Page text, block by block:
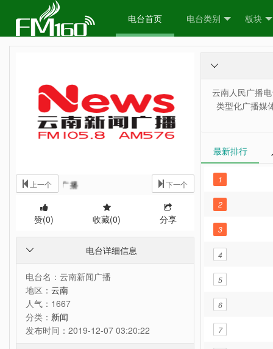
电台首页 电台类别 板块
云南新闻广播
上一个 下一个
赞(0) 收藏(0) 分享
电台详细信息

电台名： 云南新闻广播
地区： 云南
人气： 1667
分类： 新闻
发布时间： 2019-12-07 03:20:22

云南人民广播
类型化广播媒
最新排行
1
2
3
4
5
6
7